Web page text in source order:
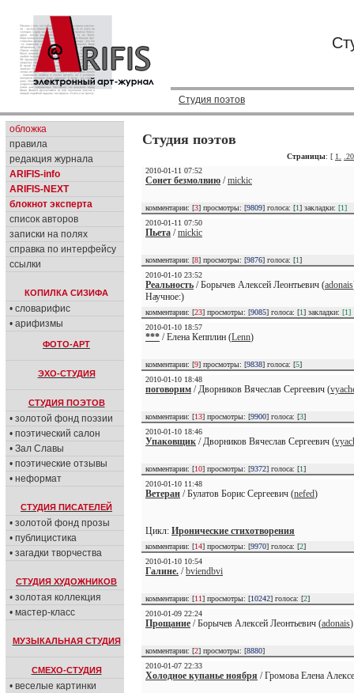
Студия поэтов
обложка
правила
редакция журнала
ARIFIS-info
ARIFIS-NEXT
блокнот эксперта
список авторов
записки на полях
справка по интерфейсу
ссылки
КОПИЛКА СИЗИФА
• словарифис
• арифизмы
ФОТО-АРТ
ЭХО-СТУДИЯ
СТУДИЯ ПОЭТОВ
• золотой фонд поэзии
• поэтический салон
• Зал Славы
• поэтические отзывы
• неформат
СТУДИЯ ПИСАТЕЛЕЙ
• золотой фонд прозы
• публицистика
• загадки творчества
СТУДИЯ ХУДОЖНИКОВ
• золотая коллекция
• мастер-класс
МУЗЫКАЛЬНАЯ СТУДИЯ
СМЕХО-СТУДИЯ
• веселые картинки
Студия поэтов
Страницы: [ 1.
2010-01-11 07:52
Сонет безмолвию /mickic
комментарии: [3] просмотры: [9809] голоса: [1] закладки: [1]
2010-01-11 07:50
Пьета /mickic
комментарии: [8] просмотры: [9876] голоса: [1]
2010-01-10 23:52
Реальность / Борычев Алексей Леонтьевич (adonais
Научное:)
комментарии: [23] просмотры: [9085] голоса: [1] закладки: [1]
2010-01-10 18:57
*** / Елена Кепплин (Lenn)
комментарии: [9] просмотры: [9838] голоса: [5]
2010-01-10 18:48
поговорим / Дворников Вячеслав Сергеевич (
комментарии: [13] просмотры: [9900] голоса: [3]
2010-01-10 18:46
Упаковщик / Дворников Вячеслав Сергеевич (
комментарии: [10] просмотры: [9372] голоса: [1]
2010-01-10 11:48
Ветеран / Булатов Борис Сергеевич (nefed)
Цикл: Иронические стихотворения
комментарии: [14] просмотры: [9970] голоса: [2]
2010-01-10 10:54
Галине. /bviendbvi
комментарии: [11] просмотры: [10242] голоса: [2]
2010-01-09 22:24
Прощание / Борычев Алексей Леонтьевич (adonais)
комментарии: [2] просмотры: [8880]
2010-01-07 22:33
Холодное купанье ноября / Громова Елена